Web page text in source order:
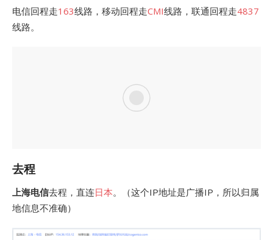
电信回程走163线路，移动回程走CMI线路，联通回程走4837
线路。
去程
上海电信去程，直连日本。（这个IP地址是广播IP，所以归属
地信息不准确）